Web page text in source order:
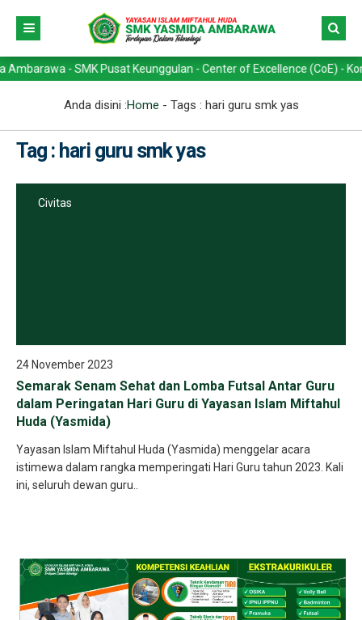
- SMK Pusat Keunggulan - Center of Excellence (CoE) -
Anda disini :Home - Tags : hari guru smk yas
Tag : hari guru smk yas
Civitas
24 November 2023
Semarak Senam Sehat dan Lomba Futsal Antar Guru
dalam Peringatan Hari Guru di Yayasan Islam Miftahul
Huda (Yasmida)
Yayasan Islam Miftahul Huda (Yasmida) menggelar acara
istimewa dalam rangka memperingati Hari Guru tahun 2023. Kali
ini, seluruh dewan guru..